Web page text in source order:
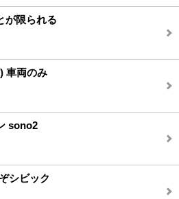
が限られる
車両のみ
sono2
シビック